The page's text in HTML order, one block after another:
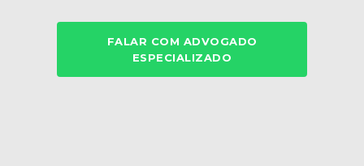
FALAR COM ADVOGADO
ESPECIALIZADO